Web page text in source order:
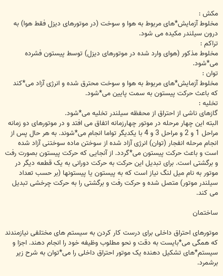
مکش :
مخلوط آزمایش*های مربوط به هوا و سوخت (در موتورهای دیزل فقط هوا) به
درون سیلندر مکیده می شود.
تراکم :
مخلوط مذکور (هوای وارد شده در موتورهای دیزل) توسط پیستون فشرده
می*شود.
توان :
مخلوط آزمایش*های مربوط به هوا و سوخت محترق شده و انرژی آزاد می*کند
که باعث حرکت پیستون به سمت پایین می*شود.
تخلیه :
گازهای ناشی از احتراق از محفظه سیلندر تخلیه می*شود.
البته این چهار مرحله در موتور چهارزمانه اتفاق می افتد و در موتورهای دو زمانه
مراحل 1 و 2 و مراحل 3 و 4 با یکدیگر تواما انجام می*شوند. به هر حال پس از
انجام مرحله انفجار (توان) انرژی آزاد شده از سوختن ماده سوختنی آزاد شده
است و باعث حرکت پیستون می*گردد. از آنجایی که حرکت پیستون بصورت رفت
و برگشتی است. برای تبدیل این حرکت به حرکت دورانی به یک قطعه دیگر در
موتور به نام میل لنگ نیاز است که به پیستون یا پیستونها (بر حسب تعداد
سیلندر موتور) متصل شده و حرکت رفت و برگشتی را به حرکت چرخشی تبدیل
می کند.
ساختمان
موتورهای احتراق داخلی برای درست کار کردن به سیستم های مختلفی نیازمندند
که همگی می*بایست به دقت و نحو مطلوب وظیفه خود را انجام دهند. اجزا و
سیستم*های تشکیل دهنده یک موتور احتراق داخلی را می*توان به شرح زیر
برشمرد.